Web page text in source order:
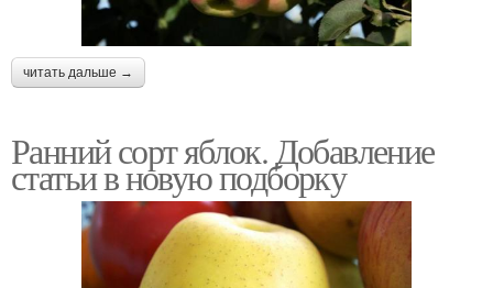
читать дальше →
Ранний сорт яблок. Добавление
статьи в новую подборку